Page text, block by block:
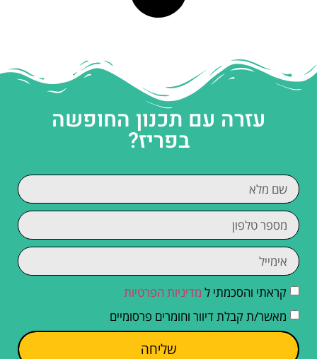
עזרה עם תכנון החופשה
בפריז?
קראתי והסכמתי ל מדיניות הפרטיות
מאשר/ת קבלת דיוור וחומרים פרסומיים
שליחה